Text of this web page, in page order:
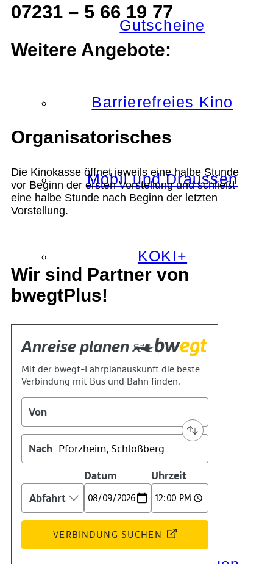
Gutscheine
Barrierefreies Kino
Mobil und Draussen
KOKI+
Das Team
07231 – 5 66 19 77
Weitere Angebote:
Organisatorisches
Die Kinokasse öffnet jeweils eine halbe Stunde
vor Beginn der ersten Vorstellung und schließt
eine halbe Stunde nach Beginn der letzten
Vorstellung.
Wir sind Partner von
bwegtPlus!